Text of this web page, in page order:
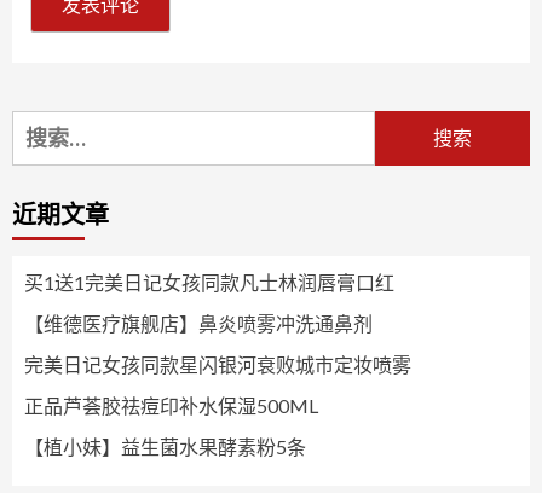
搜
索：
近期文章
买1送1完美日记女孩同款凡士林润唇膏口红
【维德医疗旗舰店】鼻炎喷雾冲洗通鼻剂
完美日记女孩同款星闪银河衰败城市定妆喷雾
正品芦荟胶祛痘印补水保湿500ML
【植小妹】益生菌水果酵素粉5条